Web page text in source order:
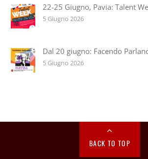
22-25 Giugno, Pavia: Talent
5 Giugno 2026
Dal 20 giugno: Facendo
5 Giugno 2026
BACK TO TOP